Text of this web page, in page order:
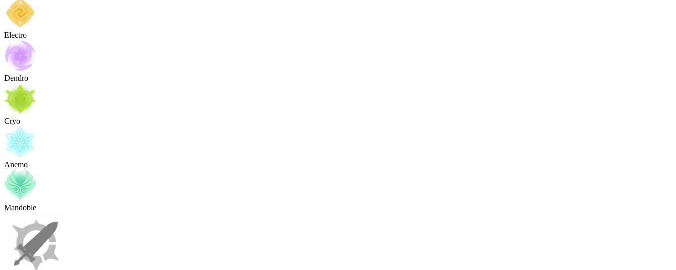
Electro
Dendro
Cryo
Anemo
Mandoble